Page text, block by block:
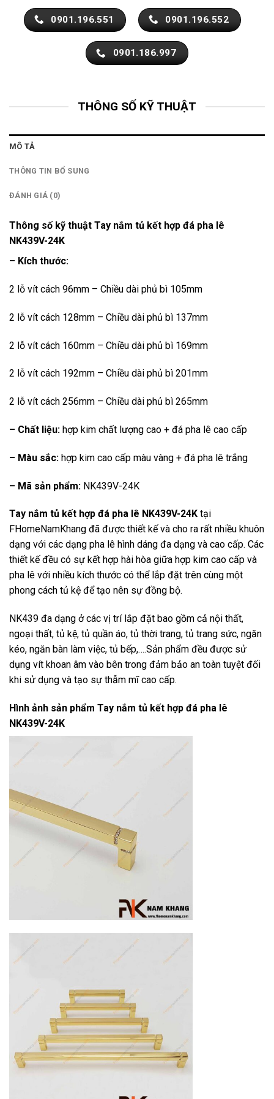
0901.196.551 0901.196.552
0901.186.997
THÔNG SỐ KỸ THUẬT
MÔ TẢ
THÔNG TIN BỔ SUNG
ĐÁNH GIÁ (0)
Thông số kỹ thuật Tay nắm tủ kết hợp đá pha lê
NK439V-24K
– Kích thước:
2 lỗ vít cách 96mm – Chiều dài phủ bì 105mm
2 lỗ vít cách 128mm – Chiều dài phủ bì 137mm
2 lỗ vít cách 160mm – Chiều dài phủ bì 169mm
2 lỗ vít cách 192mm – Chiều dài phủ bì 201mm
2 lỗ vít cách 256mm – Chiều dài phủ bì 265mm
– Chất liệu: hợp kim chất lượng cao + đá pha lê cao cấp
– Màu sắc: hợp kim cao cấp màu vàng + đá pha lê trắng
– Mã sản phẩm: NK439V-24K
Tay nắm tủ kết hợp đá pha lê NK439V-24K tại
FHomeNamKhang đã được thiết kế và cho ra rất nhiều khuôn
dạng với các dạng pha lê hình dáng đa dạng và cao cấp. Các
thiết kế đều có sự kết hợp hài hòa giữa hợp kim cao cấp và
pha lê với nhiều kích thước có thể lắp đặt trên cùng một
phong cách tủ kệ để tạo nên sự đồng bộ.
NK439 đa dạng ở các vị trí lắp đặt bao gồm cả nội thất,
ngoại thất, tủ kệ, tủ quần áo, tủ thời trang, tủ trang sức, ngăn
kéo, ngăn bàn làm việc, tủ bếp,….Sản phẩm đều được sử
dụng vít khoan âm vào bên trong đảm bảo an toàn tuyệt đối
khi sử dụng và tạo sự thẫm mĩ cao cấp.
Hình ảnh sản phẩm Tay nắm tủ kết hợp đá pha lê
NK439V-24K